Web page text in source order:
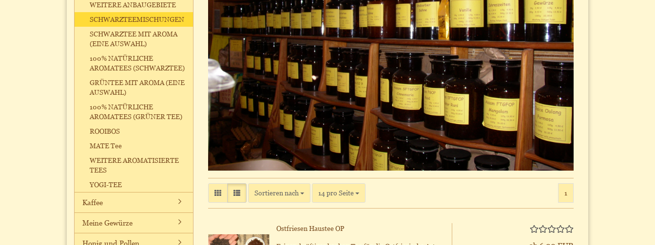
Sortieren nach
Sortieren nach 14 pro Seite
pro Seite 1
Ostfriesen Haustee OP
WEITERE ANBAUGEBIETE
SCHWARZTEEMISCHUNGEN
SCHWARZTEE MIT AROMA
(EINE AUSWAHL)
100% NATÜRLICHE
AROMATEES (SCHWARZTEE)
GRÜNTEE MIT AROMA (EINE
AUSWAHL)
100% NATÜRLICHE
AROMATEES (GRÜNER TEE)
ROOIBOS
MATE Tee
WEITERE AROMATISIERTE
TEES
YOGI-TEE
Kaffee
Meine Gewürze
Honig und Pollen